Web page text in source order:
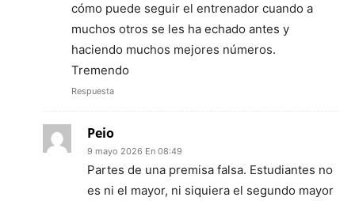
cómo puede seguir el entrenador cuando a
muchos otros se les ha echado antes y
haciendo muchos mejores números.
Tremendo
Respuesta
Peio
9 mayo 2026 En 08:49
Partes de una premisa falsa. Estudiantes no
es ni el mayor, ni siquiera el segundo mayor